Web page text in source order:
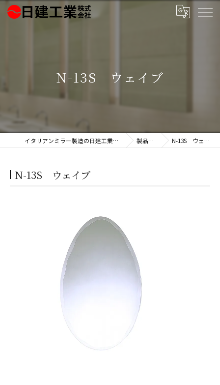
N-13S ウェイブ
イタリアンミラー製造の日建工業株式会社 製品一覧 N-13S ウェイブ
N-13S ウェイブ